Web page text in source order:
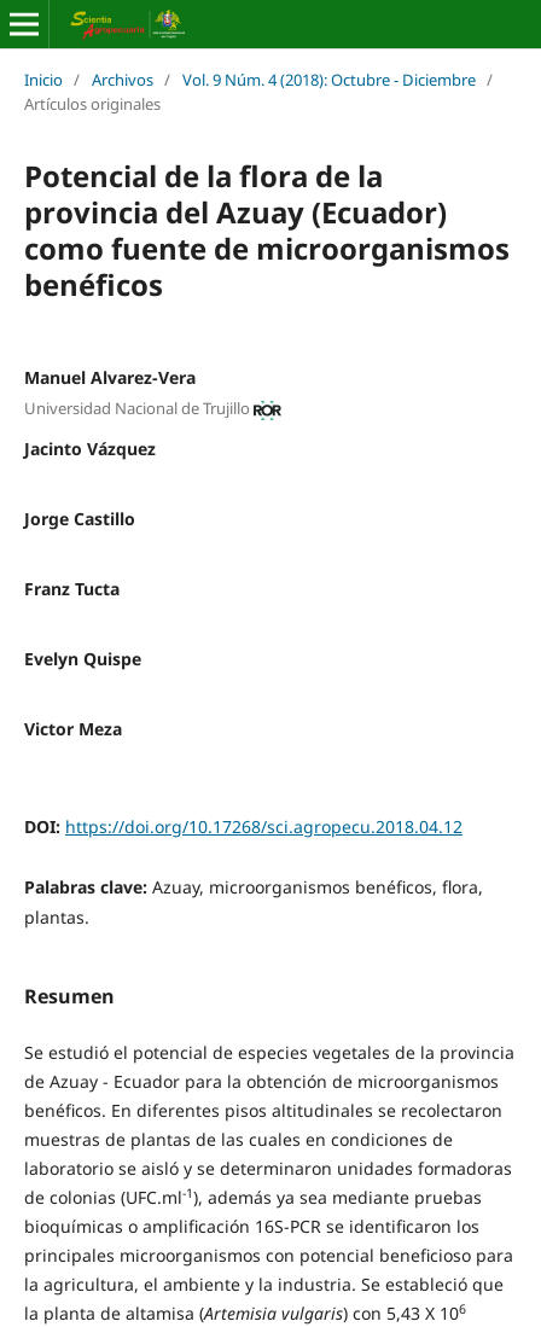
Inicio / Archivos / Vol. 9 Núm. 4 (2018): Octubre - Diciembre /
Artículos originales
Potencial de la flora de la
provincia del Azuay (Ecuador)
como fuente de microorganismos
benéficos
Manuel Alvarez-Vera
Universidad Nacional de Trujillo
Jacinto Vázquez
Jorge Castillo
Franz Tucta
Evelyn Quispe
Victor Meza
DOI: https://doi.org/10.17268/sci.agropecu.2018.04.12
Palabras clave: Azuay, microorganismos benéficos, flora,
plantas.
Resumen
Se estudió el potencial de especies vegetales de la provincia
de Azuay - Ecuador para la obtención de microorganismos
benéficos. En diferentes pisos altitudinales se recolectaron
muestras de plantas de las cuales en condiciones de
laboratorio se aisló y se determinaron unidades formadoras
de colonias (UFC.ml-1), además ya sea mediante pruebas
bioquímicas o amplificación 16S-PCR se identificaron los
principales microorganismos con potencial beneficioso para
la agricultura, el ambiente y la industria. Se estableció que
la planta de altamisa (Artemisia vulgaris) con 5,43 X 106